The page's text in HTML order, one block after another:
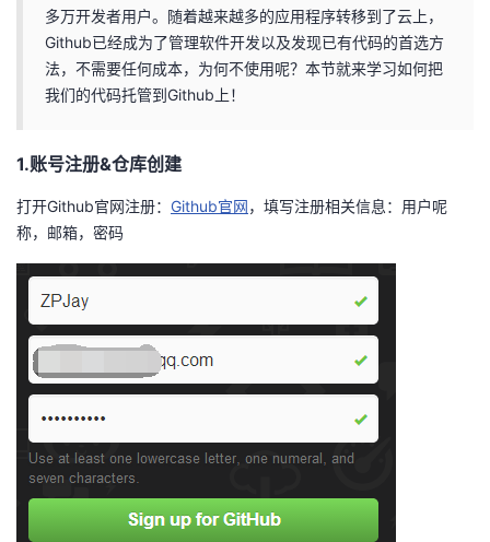
的
博
我
的
坛
我
圈
的
播
我
活
动
的
关
我
的
开
发
我
的
Programs
我
的
多万开发者用户。随着越来越多的应用程序转移到了云上，
Github已经成为了管理软件开发以及发现已有代码的首选方
法，不需要任何成本，为何不使用呢？本节就来学习如何把
我们的代码托管到Github上！
1.账号注册&仓库创建
打开Github官网注册： Github官网，填写注册相关信息：用户呢
称，邮箱，密码